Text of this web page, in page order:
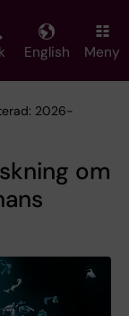
English Meny
2026-
om